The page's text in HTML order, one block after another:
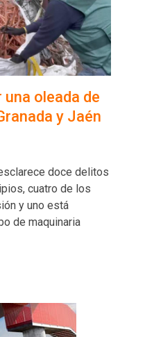
oleada de
y Jaén
doce delitos
cuatro de los
y uno está
de maquinaria